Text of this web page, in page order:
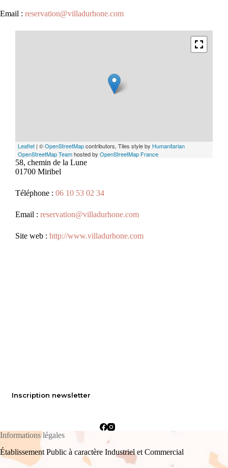
Email : reservation@villadurhone.com
Leaflet | ©OpenStreetMapcontributors, Tiles style by Humanitarian
OpenStreetMap Teamhosted by OpenStreetMap France
58, chemin de la Lune
01700 Miribel
Téléphone : 06 10 53 02 34
Email : reservation@villadurhone.com
Site web : http://www.villadurhone.com
Inscription newsletter
Informations légales
Établissement Public à caractère Industriel et Commercial